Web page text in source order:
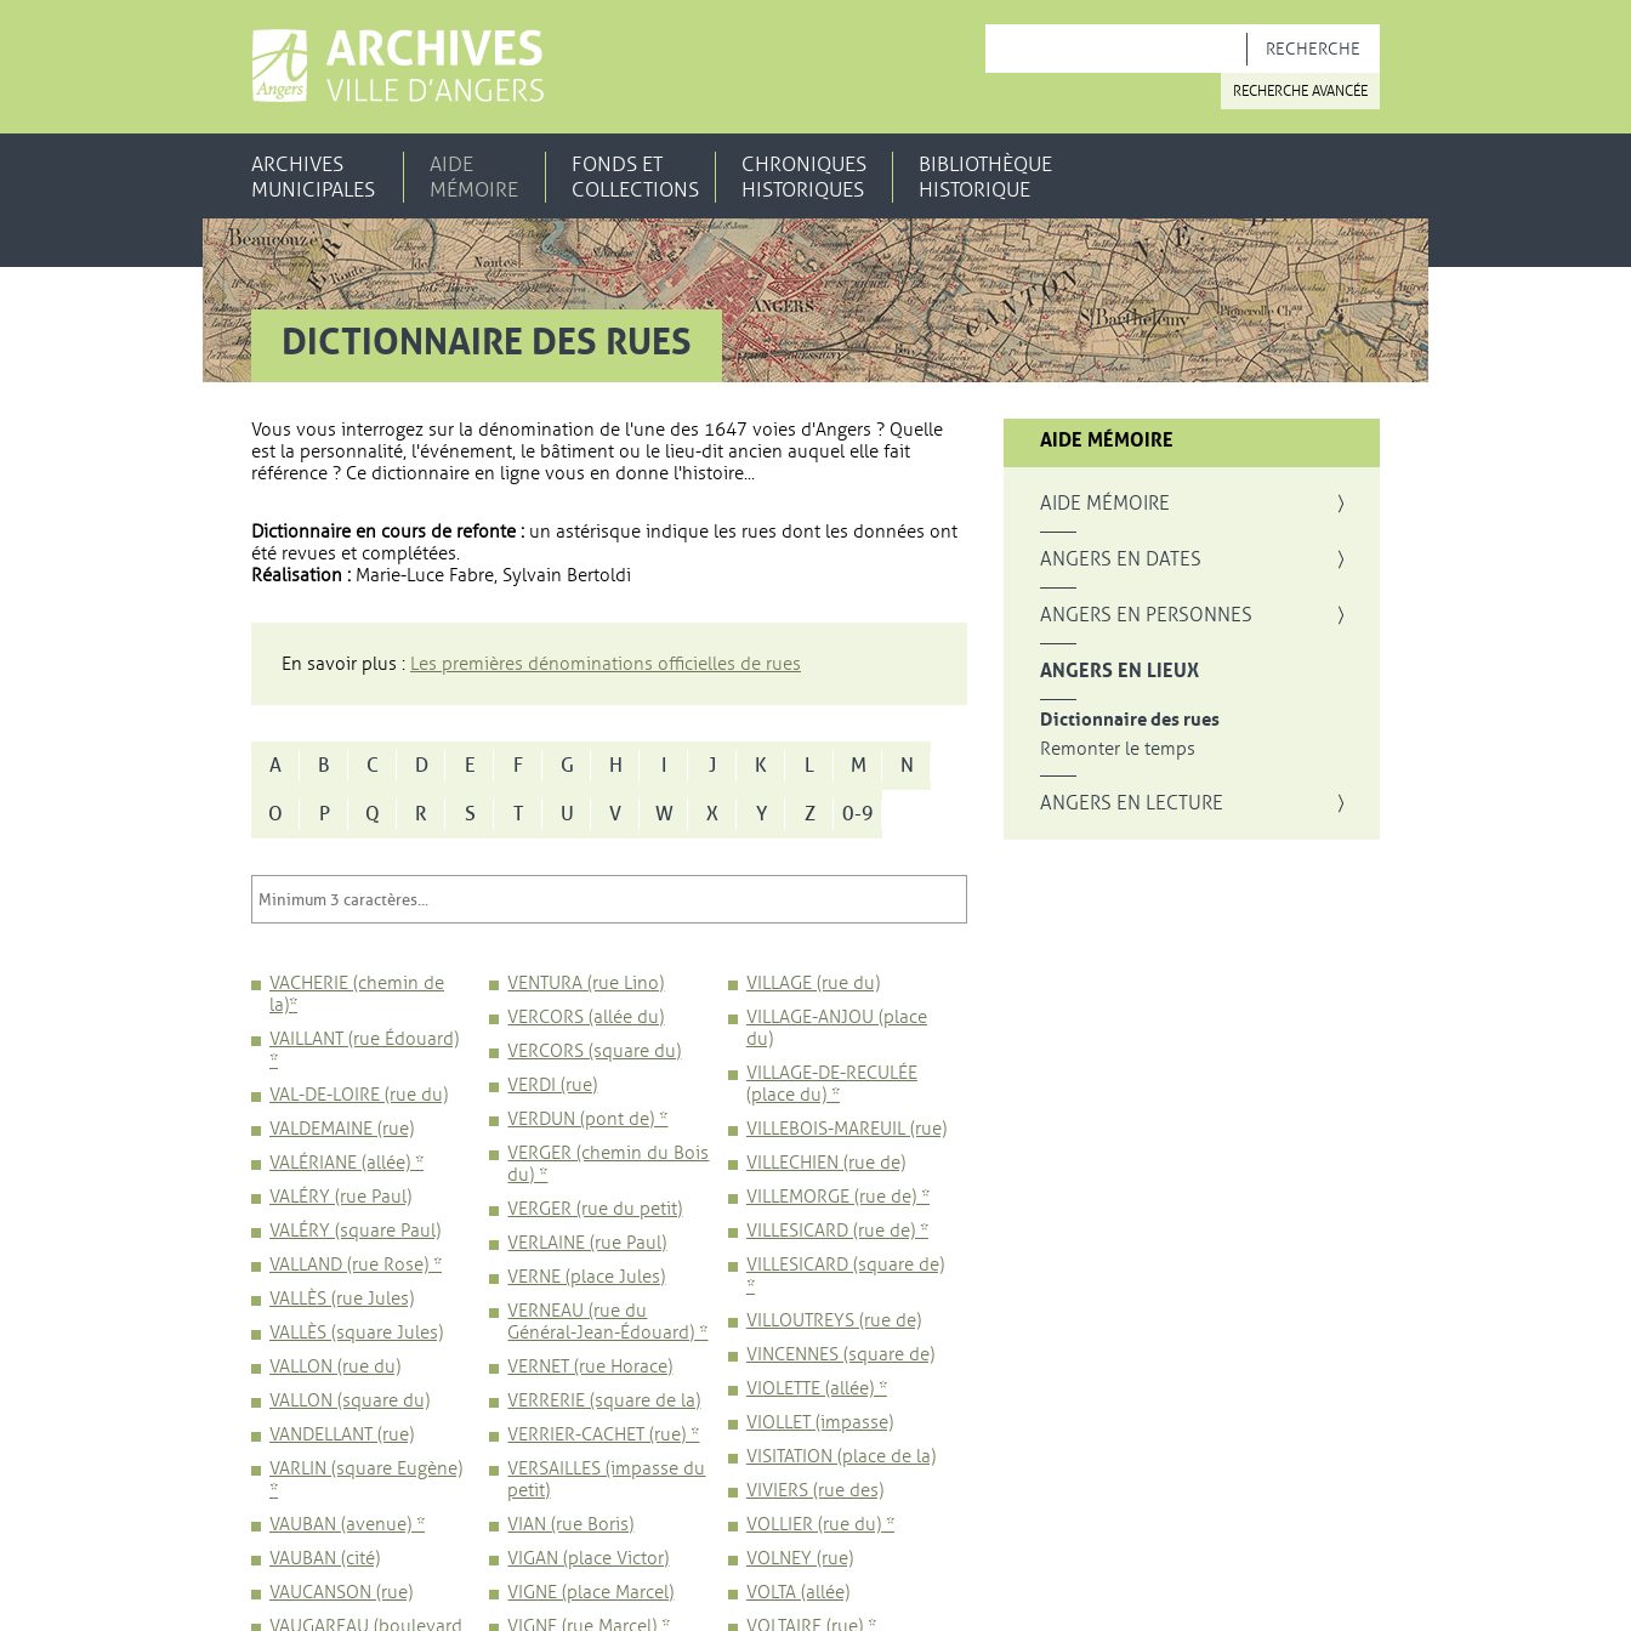
RECHERCHE AVANCÉE
ARCHIVES
MUNICIPALES
AIDE
MÉMOIRE
FONDS ET
COLLECTIONS
CHRONIQUES
HISTORIQUES
BIBLIOTHÈQUE
HISTORIQUE
DICTIONNAIRE DES RUES
Vous vous interrogez sur la dénomination de l'une des 1647 voies d'Angers ? Quelle
est la personnalité, l'événement, le bâtiment ou le lieu-dit ancien auquel elle fait
référence ? Ce dictionnaire en ligne vous en donne l'histoire...
Dictionnaire en cours de refonte : un astérisque indique les rues dont les données ont
été revues et complétées.
Réalisation : Marie-Luce Fabre, Sylvain Bertoldi
En savoir plus : Les premières dénominations officielles de rues
A B C D E F G H I J K L M
N
O
P Q R S T U V W X Y Z 0-9
VACHERIE (chemin de
la)*
VAILLANT (rue Édouard)
*
VAL-DE-LOIRE (rue du)
VALDEMAINE (rue)
VALÉRIANE (allée) *
VALÉRY (rue Paul)
VALÉRY (square Paul)
VALLAND (rue Rose) *
VALLÈS (rue Jules)
VALLÈS (square Jules)
VALLON (rue du)
VALLON (square du)
VANDELLANT (rue)
VARLIN (square Eugène)
*
VAUBAN (avenue) *
VAUBAN (cité)
VAUCANSON (rue)
VAUGAREAU (boulevard
VENTURA (rue Lino)
VERCORS (allée du)
VERCORS (square du)
VERDI (rue)
VERDUN (pont de) *
VERGER (chemin du Bois
du) *
VERGER (rue du petit)
VERLAINE (rue Paul)
VERNE (place Jules)
VERNEAU (rue du
Général-Jean-Édouard) *
VERNET (rue Horace)
VERRERIE (square de la)
VERRIER-CACHET (rue) *
VERSAILLES (impasse du
petit)
VIAN (rue Boris)
VIGAN (place Victor)
VIGNE (place Marcel)
VIGNE (rue Marcel) *
VILLAGE (rue du)
VILLAGE-ANJOU (place
du)
VILLAGE-DE-RECULÉE
(place du) *
VILLEBOIS-MAREUIL (rue)
VILLECHIEN (rue de)
VILLEMORGE (rue de) *
VILLESICARD (rue de) *
VILLESICARD (square de)
*
VILLOUTREYS (rue de)
VINCENNES (square de)
VIOLETTE (allée) *
VIOLLET (impasse)
VISITATION (place de la)
VIVIERS (rue des)
VOLLIER (rue du) *
VOLNEY (rue)
VOLTA (allée)
VOLTAIRE (rue) *
AIDE MÉMOIRE
AIDE MÉMOIRE
ANGERS EN DATES
ANGERS EN PERSONNES
ANGERS EN LIEUX
Dictionnaire des rues
Remonter le temps
ANGERS EN LECTURE